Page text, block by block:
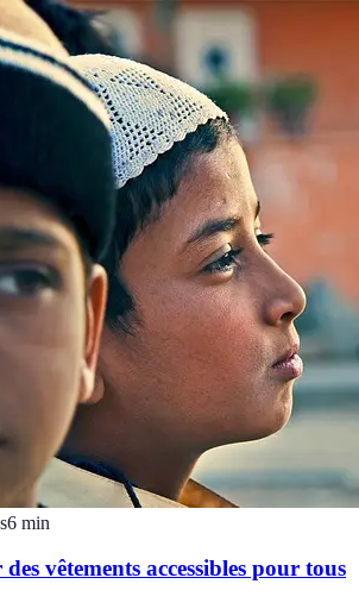
6 min
vêtements accessibles pour tous